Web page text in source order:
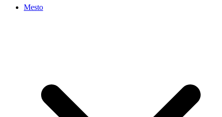
Mesto